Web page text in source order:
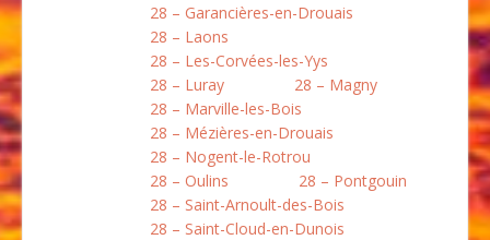
28 – Garancières-en-Drouais
28 – Laons
28 – Les-Corvées-les-Yys
28 – Luray
28 – Magny
28 – Marville-les-Bois
28 – Mézières-en-Drouais
28 – Nogent-le-Rotrou
28 – Oulins
28 – Pontgouin
28 – Saint-Arnoult-des-Bois
28 – Saint-Cloud-en-Dunois